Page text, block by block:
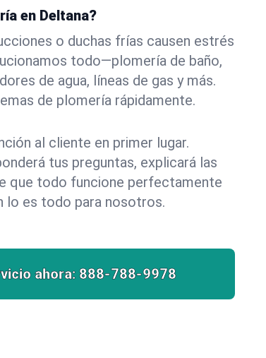
en Deltana?
o duchas frías causen estrés
todo—plomería de baño,
de agua, líneas de gas y más.
de plomería rápidamente.
al cliente en primer lugar.
tus preguntas, explicará las
que todo funcione perfectamente
lo es todo para nosotros.
ahora: 888-788-9978